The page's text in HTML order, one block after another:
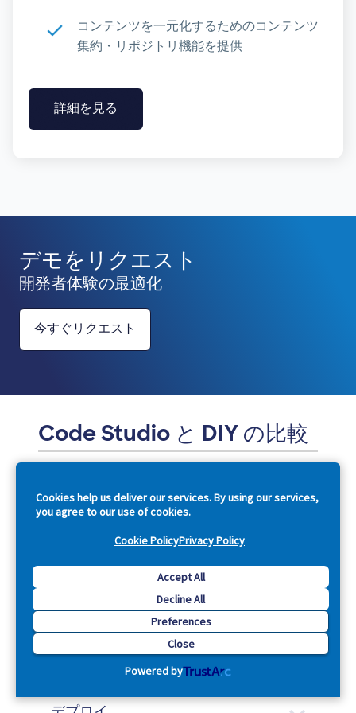
Cookies help us deliver our services. By using our services,
you agree to our use of cookies.
Cookie PolicyPrivacy Policy
Accept All
Decline All
Preferences
Close
Powered by
コンテンツを一元化するためのコンテンツ
集約・リポジトリ機能を提供
詳細を見る
デモをリクエスト
開発者体験の最適化
今すぐリクエスト
Code Studio と DIY の比較
レビュー